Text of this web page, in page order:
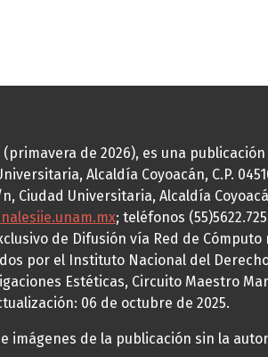
(primavera de 2026), es una
Alcaldía Coyoacán, C.P.
Universitaria, Alcaldía
; teléfonos
de Difusión vía Red de Cómputo
por el Instituto Nacional del
Estéticas, Circuito Maestro
06 de octubre de 2025.
de la publicación sin la